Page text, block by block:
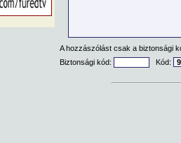
A hozzászólást csak a biztonsági
Biztonsági kód:
Kód: 9